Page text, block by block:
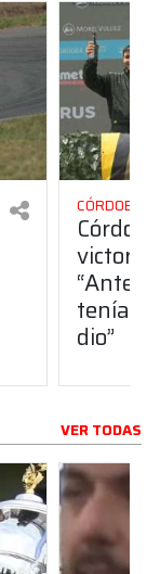
dio”
VER TODAS